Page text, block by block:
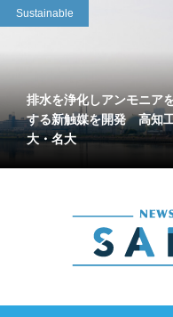
Sustainable
排水を浄化しアンモニア
する新触媒を開発 高知
大・名大